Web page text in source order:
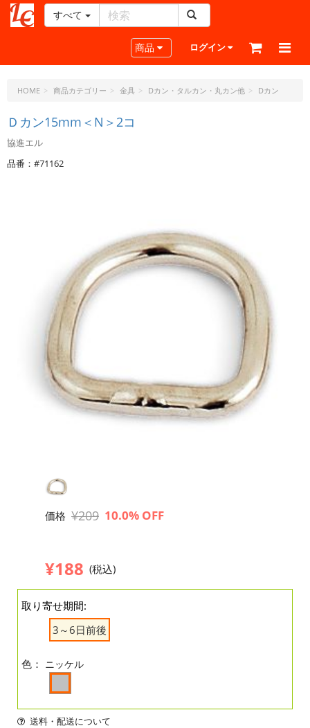
ー
ラ
ト・
ド
ッ
ト・
すべて
Toggle navigation
商品 ログイン
HOME 商品カテゴリー 金具 Dカン・タルカン・丸カン他 Dカン
Ｄカン15mm＜N＞2コ
協進エル
品番：#71162
価格 ¥209 10.0% OFF
¥188 (税込)
取り寄せ期間:
3～6日前後
色： ニッケル
送料・配送について